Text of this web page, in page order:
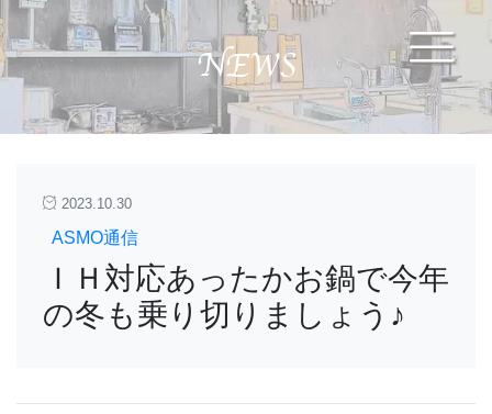
NEWS
2023.10.30
ASMO通信
ＩＨ対応あったかお鍋で今年
の冬も乗り切りましょう♪